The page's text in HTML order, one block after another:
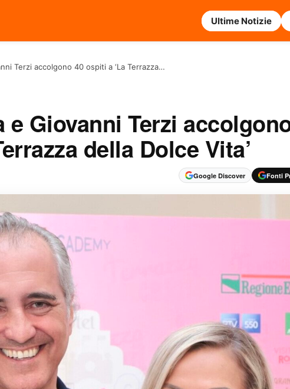
Ultime Notizie
Terzi accolgono 40 ospiti a ‘La Terrazza…
e Giovanni Terzi
della Dolce Vita’
Google Discover Fonti